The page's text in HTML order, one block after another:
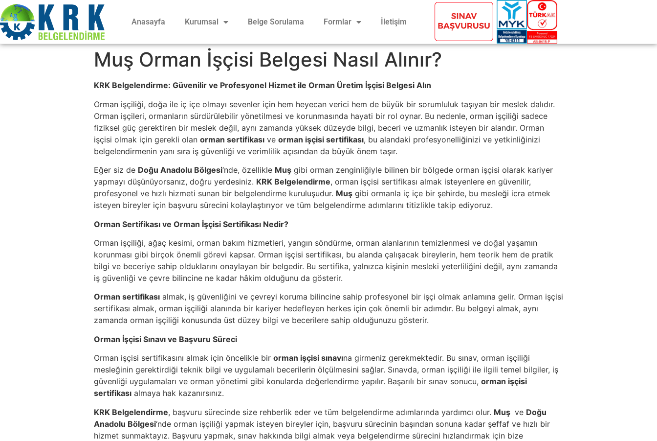
Anasayfa Kurumsal Belge Sorulama Formlar İletişim
Muş Orman İşçisi Belgesi Nasıl Alınır?
KRK Belgelendirme: Güvenilir ve Profesyonel Hizmet ile Orman Üretim İşçisi Belgesi Alın
Orman işçiliği, doğa ile iç içe olmayı sevenler için hem heyecan verici hem de büyük bir sorumluluk taşıyan bir meslek dalıdır.
Orman işçileri, ormanların sürdürülebilir yönetilmesi ve korunmasında hayati bir rol oynar. Bu nedenle, orman işçiliği sadece
fiziksel güç gerektiren bir meslek değil, aynı zamanda yüksek düzeyde bilgi, beceri ve uzmanlık isteyen bir alandır. Orman
işçisi olmak için gerekli olan orman sertifikası ve orman işçisi sertifikası, bu alandaki profesyonelliğinizi ve yetkinliğinizi
belgelendirmenin yanı sıra iş güvenliği ve verimlilik açısından da büyük önem taşır.
Eğer siz de Doğu Anadolu Bölgesi‘nde, özellikle Muş gibi orman zenginliğiyle bilinen bir bölgede orman işçisi olarak kariyer
yapmayı düşünüyorsanız, doğru yerdesiniz. KRK Belgelendirme, orman işçisi sertifikası almak isteyenlere en güvenilir,
profesyonel ve hızlı hizmeti sunan bir belgelendirme kuruluşudur. Muş gibi ormanla iç içe bir şehirde, bu mesleği icra etmek
isteyen bireyler için başvuru sürecini kolaylaştırıyor ve tüm belgelendirme adımlarını titizlikle takip ediyoruz.
Orman Sertifikası ve Orman İşçisi Sertifikası Nedir?
Orman işçiliği, ağaç kesimi, orman bakım hizmetleri, yangın söndürme, orman alanlarının temizlenmesi ve doğal yaşamın
korunması gibi birçok önemli görevi kapsar. Orman işçisi sertifikası, bu alanda çalışacak bireylerin, hem teorik hem de pratik
bilgi ve beceriye sahip olduklarını onaylayan bir belgedir. Bu sertifika, yalnızca kişinin mesleki yeterliliğini değil, aynı zamanda
iş güvenliği ve çevre bilincine ne kadar hâkim olduğunu da gösterir.
Orman sertifikası almak, iş güvenliğini ve çevreyi koruma bilincine sahip profesyonel bir işçi olmak anlamına gelir. Orman işçisi
sertifikası almak, orman işçiliği alanında bir kariyer hedefleyen herkes için çok önemli bir adımdır. Bu belgeyi almak, aynı
zamanda orman işçiliği konusunda üst düzey bilgi ve becerilere sahip olduğunuzu gösterir.
Orman İşçisi Sınavı ve Başvuru Süreci
Orman işçisi sertifikasını almak için öncelikle bir orman işçisi sınavına girmeniz gerekmektedir. Bu sınav, orman işçiliği
mesleğinin gerektirdiği teknik bilgi ve uygulamalı becerilerin ölçülmesini sağlar. Sınavda, orman işçiliği ile ilgili temel bilgiler, iş
güvenliği uygulamaları ve orman yönetimi gibi konularda değerlendirme yapılır. Başarılı bir sınav sonucu, orman işçisi
sertifikası almaya hak kazanırsınız.
KRK Belgelendirme, başvuru sürecinde size rehberlik eder ve tüm belgelendirme adımlarında yardımcı olur. Muş ve Doğu
Anadolu Bölgesi‘nde orman işçiliği yapmak isteyen bireyler için, başvuru sürecinin başından sonuna kadar şeffaf ve hızlı bir
hizmet sunmaktayız. Başvuru yapmak, sınav hakkında bilgi almak veya belgelendirme sürecini hızlandırmak için bize